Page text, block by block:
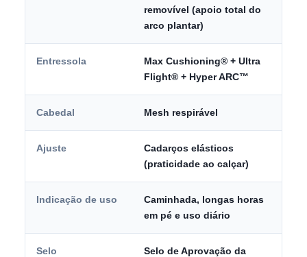
removível (apoio total do
arco plantar)
Entressola
Max Cushioning® + Ultra
Flight® + Hyper ARC™
Cabedal Mesh respirável
Ajuste
Cadarços elásticos
(praticidade ao calçar)
Indicação de uso
Caminhada, longas horas
em pé e uso diário
Selo
Selo de Aprovação da